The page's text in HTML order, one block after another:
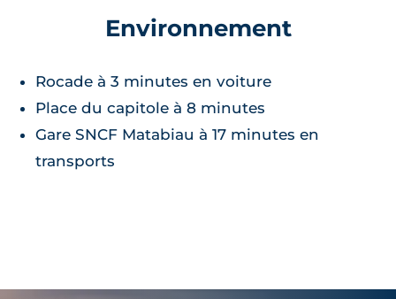
Environnement
Rocade à 3 minutes en voiture
Place du capitole à 8 minutes
Gare SNCF Matabiau à 17 minutes en
transports